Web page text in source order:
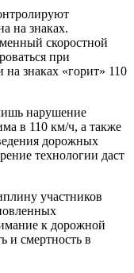
на знаках.
скоростной
при
знаках «горит» 110
нарушение
в 110 км/ч, а также
дорожных
технологии даст
участников
к дорожной
и смертность в